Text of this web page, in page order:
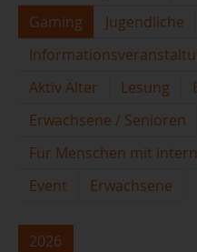
Gaming
Jugendliche
Aktiv Älter
Lesung
Erwachsene / Senioren
Für Menschen mit
Event
Erwachsene
2026